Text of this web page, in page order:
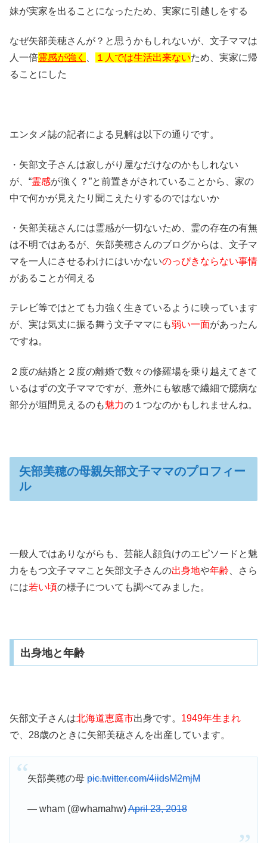
妹が実家を出ることになったため、実家に引越しをする
なぜ矢部美穂さんが？と思うかもしれないが、文子ママは
人一倍霊感が強く １人では生活出来ないため、実家に帰
ることにした
エンタメ誌の記者による見解は以下の通りです。
・矢部文子さんは寂しがり屋なだけなのかもしれない
が、“霊感が強く？”と前置きがされていることから、家の
中で何かが見えたり聞こえたりするのではないか
・矢部美穂さんには霊感が一切ないため、霊の存在の有無
は不明ではあるが、矢部美穂さんのブログからは、文子マ
マを一人にさせるわけにはいかないのっぴきならない事情
があることが伺える
テレビ等ではとても力強く生きているように映っています
が、実は気丈に振る舞う文子ママにも弱い一面があったん
ですね。
２度の結婚と２度の離婚で数々の修羅場を乗り越えてきて
いるはずの文子ママですが、意外にも敏感で繊細で臆病な
部分が垣間見えるのも魅力の１つなのかもしれませんね。
矢部美穂の母親矢部文子ママのプロフィー
ル
一般人ではありながらも、芸能人顔負けのエピソードと魅
力をもつ文子ママこと矢部文子さんの出身地や年齢 、さら
には若い頃の様子についても調べてみました。
出身地と年齢
矢部文子さんは北海道恵庭市出身です。 1949年生まれ
で、28歳のときに矢部美穂さんを出産しています。
矢部美穂の母pic.twitter.com/4iidsM2mjM
— wham (@whamahw)April 23, 2018